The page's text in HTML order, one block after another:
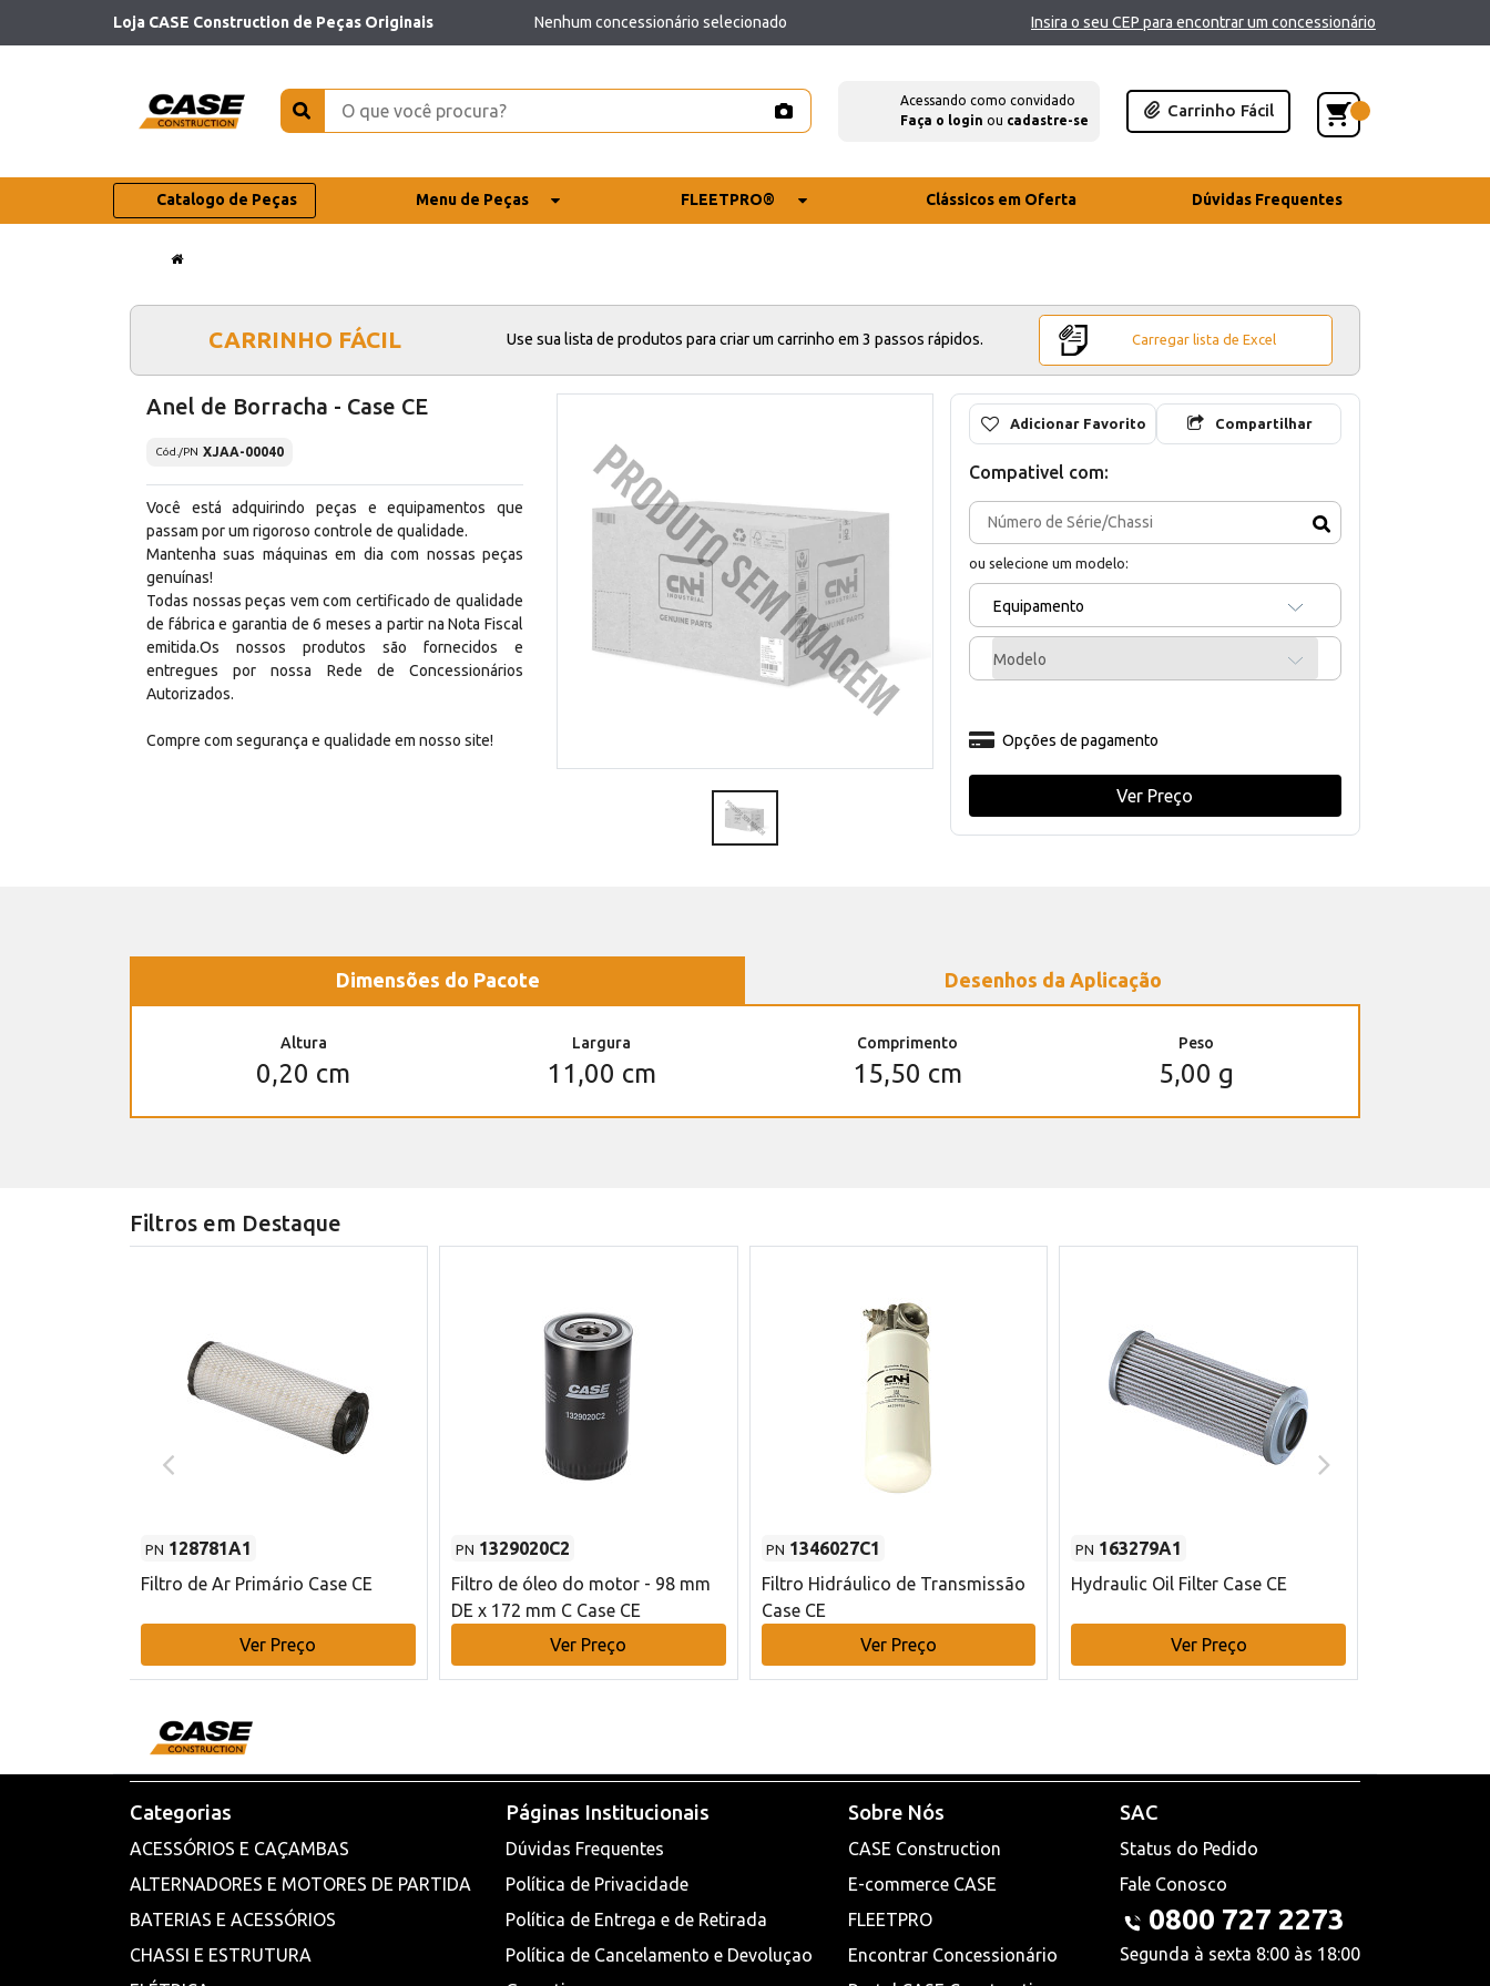
Loja CASE Construction de Peças Originais Nenhum concessionário selecionado Insira o seu CEP para encontrar um concessionário
Acessando como convidado
Faça o login ou cadastre-se
Carrinho Fácil
Catalogo de Peças Menu de Peças FLEETPRO® Clássicos em Oferta Dúvidas Frequentes
CARRINHO FÁCIL Use sua lista de produtos para criar um carrinho em 3 passos rápidos. Carregar lista de Excel
Anel de Borracha - Case CE
Cód./PN XJAA-00040
Você está adquirindo peças e equipamentos que
passam por um rigoroso controle de qualidade.
Mantenha suas máquinas em dia com nossas peças
genuínas!
Todas nossas peças vem com certificado de qualidade
de fábrica e garantia de 6 meses a partir na Nota Fiscal
emitida.Os nossos produtos são fornecidos e
entregues por nossa Rede de Concessionários
Autorizados.
Compre com segurança e qualidade em nosso site!
Adicionar Favorito Compartilhar
Compativel com:
ou selecione um modelo:
Equipamento
Modelo
Opções de pagamento
Ver Preço
Dimensões do Pacote Desenhos da Aplicação
Altura
0,20 cm
Largura
11,00 cm
Comprimento
15,50 cm
Peso
5,00 g
Filtros em Destaque
PN 128781A1
Filtro de Ar Primário Case CE
Ver Preço
PN 1329020C2
Filtro de óleo do motor - 98 mm
DE x 172 mm C Case CE
Ver Preço
PN 1346027C1
Filtro Hidráulico de Transmissão
Case CE
Ver Preço
PN 163279A1
Hydraulic Oil Filter Case CE
Ver Preço
Categorias
ACESSÓRIOS E CAÇAMBAS
ALTERNADORES E MOTORES DE PARTIDA
BATERIAS E ACESSÓRIOS
CHASSI E ESTRUTURA
Páginas Institucionais
Dúvidas Frequentes
Política de Privacidade
Política de Entrega e de Retirada
Política de Cancelamento e Devoluçao
Sobre Nós
CASE Construction
E-commerce CASE
FLEETPRO
Encontrar Concessionário
SAC
Status do Pedido
Fale Conosco
0800 727 2273
Segunda à sexta 8:00 às 18:00